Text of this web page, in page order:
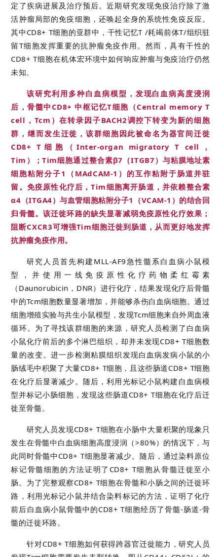
定了疾病进展及治疗预后。近期研究发现免疫治疗除了激
活肿瘤局部的免疫细胞，还唤起全身的系统性免疫反应。
其中CD8+ T细胞的亚群中，干性记忆T /耗竭前体T/组织驻
留T细胞发挥重要的抗肿瘤免疫作用。然而，具有干性的
CD8+ T细胞在机体宏环境中如何响应肿瘤与免疫治疗仍然
未知。
该研究利用多种白血病模型，发现白血病高度浸润
后，骨髓中CD8+ 中枢记忆T细胞（Central memory T
cell，Tcm）在转录因子BACH2调控下转变为新的细胞
群，继而发生迁徙，该群细胞因此被命名为器官间迁徙
CD8+ T细胞（Inter-organ migratory T cell，
Tim）；Tim细胞通过整合素β7（ITGB7）与粘膜地址素
细胞粘附分子1（MAdCAM-1）的互作粘附于肠道并驻
留。免疫原性化疗后，Tim细胞离开肠道，并依赖整合素
α4（ITGA4）与血管细胞粘附分子1（VCAM-1）的结合回
归骨髓。该迁徙环路的缺失显著减弱免疫原性化疗效果；
阻断CXCR3可增强Tim细胞迁徙到肠道，从而更好地发挥
抗肿瘤免疫作用。
研究人员首先构建MLL-AF9急性髓系白血病小鼠模
型，并使用一线免疫原性化疗药物柔红霉素
（Daunorubicin，DNR）进行化疗，结果发现化疗后骨髓
中的Tcm细胞数量显著增加，并能够杀伤白血病细胞。通过
细胞增殖实验与共生小鼠模型，发现Tcm细胞来自外周血液
循环。为了寻找该群细胞的来源，研究人员检测了白血病
小鼠化疗前后的多个淋巴组织，却并未发现CD8+ T细胞数
量的改变。进一步检测粘膜组织发现白血病发病小鼠的小
肠绒毛中积聚了大量CD8+ T细胞，且这些肠道CD8+ T细胞
在化疗后显著减少。随后，利用光标记小鼠构建白血病模
型并标记小肠细胞，发现这些肠道CD8+ T细胞在化疗后迁
徙至骨髓。
研究人员发现CD8+ T细胞在小肠中大量积聚的现象只
发生在骨髓中白血病细胞高度浸润（>80%）的情况下，与
此同时骨髓中CD8+ T细胞显著减少。随后，通过染料原位
标记骨髓细胞的方法证明了CD8+ T细胞从骨髓迁徙至小
肠。为了完整观察CD8+ T细胞在骨髓和小肠之间的迁徙环
路，利用光标记小鼠并结合染料标记的方法，证明了化疗
前后白血病小鼠骨髓中的CD8+ T细胞经历了骨髓-肠道-骨
髓的迁徙环路。
针对CD8+ T细胞如何获得跨器官迁徙能力，研究人员